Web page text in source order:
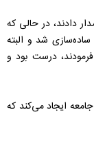
دادند، در حالی که
شد و البته
درست بود و
جامعه ایجاد می‌کند که